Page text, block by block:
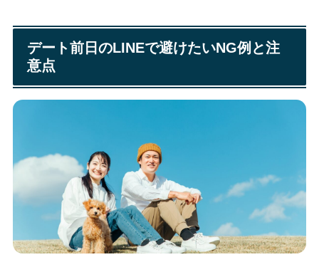
デート前日のLINEで避けたいNG例と注
意点